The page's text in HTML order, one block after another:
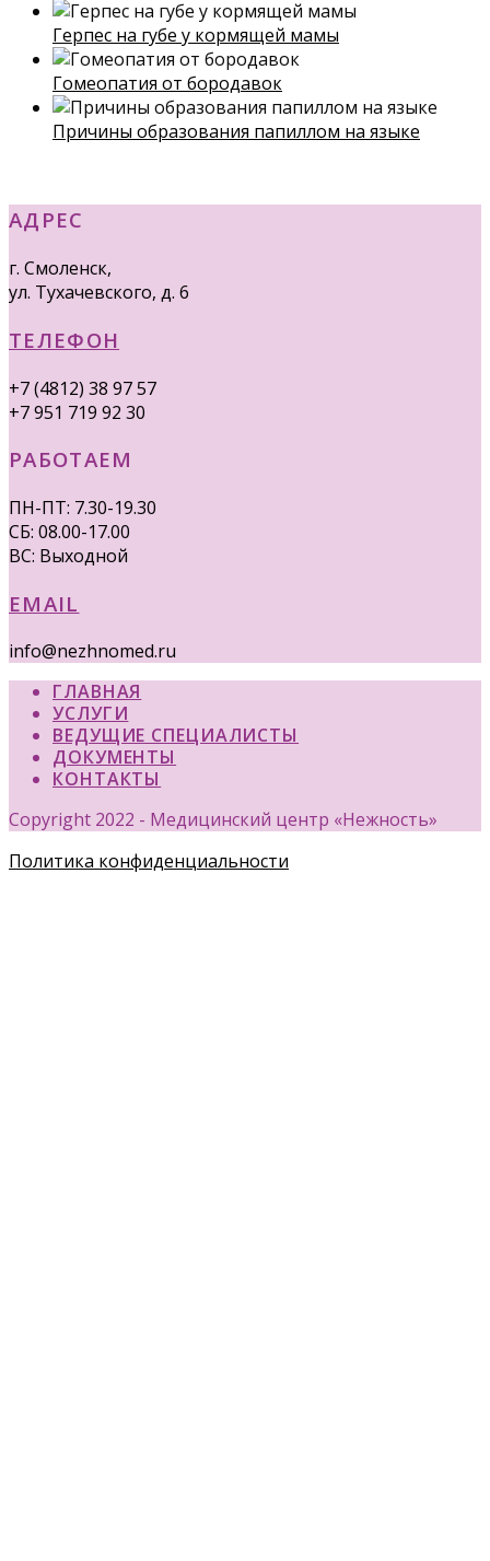
Герпес на губе у кормящей мамы
Гомеопатия от бородавок
Причины образования папиллом на языке
АДРЕС
г. Смоленск,
ул. Тухачевского, д. 6
ТЕЛЕФОН
+7 (4812) 38 97 57
+7 951 719 92 30
РАБОТАЕМ
ПН-ПТ: 7.30-19.30
СБ: 08.00-17.00
ВС: Выходной
EMAIL
info@nezhnomed.ru
ГЛАВНАЯ
УСЛУГИ
ВЕДУЩИЕ СПЕЦИАЛИСТЫ
ДОКУМЕНТЫ
КОНТАКТЫ
Copyright 2022 - Медицинский центр «Нежность»
Политика конфиденциальности